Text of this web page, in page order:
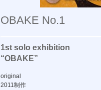
OBAKE No.1
1st solo exhibition
“OBAKE”
original
2011制作